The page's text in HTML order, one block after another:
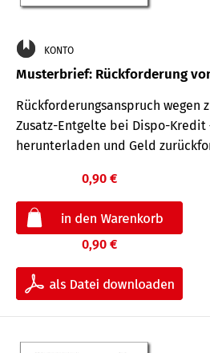
KONTO
Musterbrief: Rückforderung
Rückforderungsanspruch wegen
Zusatz-Entgelte bei Dispo-
herunterladen und Geld
0,90 €
0,90 €